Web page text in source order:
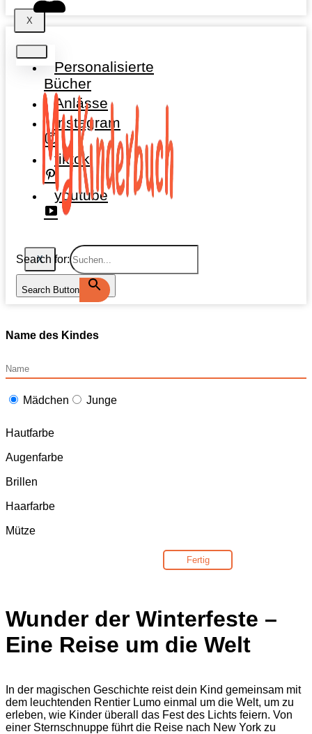
X
Personalisierte
Bücher
Anlässe
instagram
tiktok
youtube
X
Search for:
Search Button
Name des Kindes
Mädchen Junge
Hautfarbe
Augenfarbe
Brillen
Haarfarbe
Mütze
Fertig
Wunder der Winterfeste –
Eine Reise um die Welt
In der magischen Geschichte reist dein Kind gemeinsam mit
dem leuchtenden Rentier Lumo einmal um die Welt, um zu
erleben, wie Kinder überall das Fest des Lichts feiern. Von
einer Sternschnuppe führt die Reise nach New York zu